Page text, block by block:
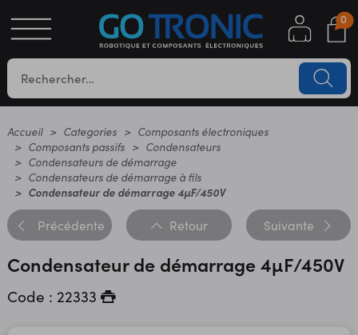
0
Accueil Categories
Composants électroniques
Composants passifs
Condensateurs
Condensateurs de démarrage
Condensateurs de démarrage à fils
Condensateur de démarrage 4µF/450V
Précédente Retour Suivante
Condensateur de démarrage 4µF/450V
Code : 22333